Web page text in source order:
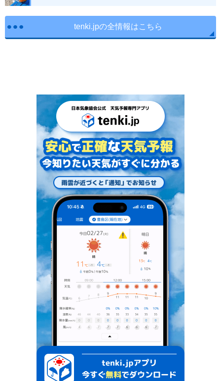
tenki.jpの全情報はこちら